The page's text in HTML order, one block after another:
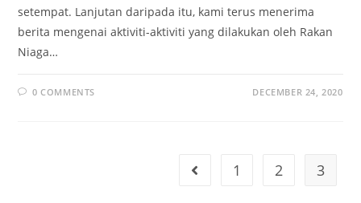
setempat. Lanjutan daripada itu, kami terus menerima
berita mengenai aktiviti-aktiviti yang dilakukan oleh Rakan
Niaga…
0 COMMENTS DECEMBER 24, 2020
1 2 3